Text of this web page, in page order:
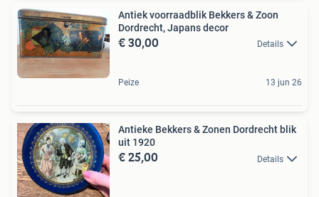
Antiek voorraadblik Bekkers & Zoon
Dordrecht, Japans decor
€ 30,00 Details
Peize 13 jun 26
Antieke Bekkers & Zonen Dordrecht blik
uit 1920
€ 25,00 Details